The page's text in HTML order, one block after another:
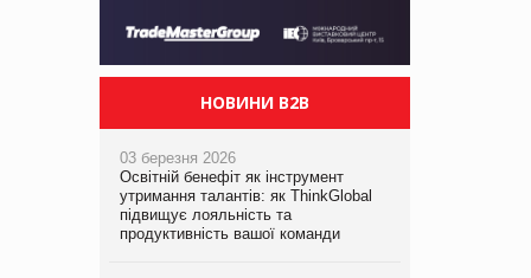
НОВИНИ B2B
03 березня 2026
Освітній бенефіт як інструмент
утримання талантів: як ThinkGlobal
підвищує лояльність та
продуктивність вашої команди